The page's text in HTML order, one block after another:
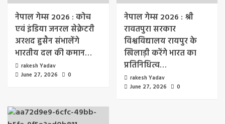
नेपाल गेम्स 2026 : कोच
एवं इंडिया जनरल सेक्रेटरी
अरशद हुसैन संभालेंगे
भारतीय दल की कमान…
rakesh Yadav
June 27, 2026
0
नेपाल गेम्स 2026 : श्री
रावतपुरा सरकार
विश्वविद्यालय रायपुर के
खिलाड़ी करेंगे भारत का
प्रतिनिधित्व…
rakesh Yadav
June 27, 2026
0